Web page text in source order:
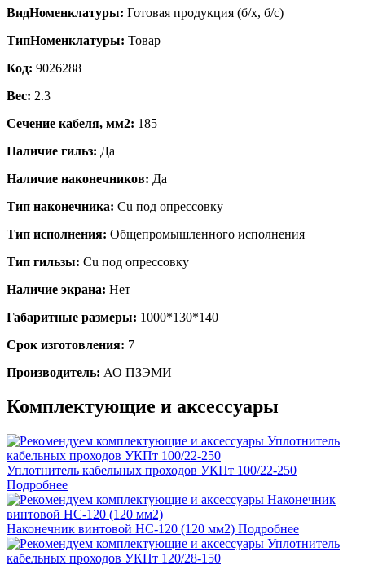
ВидНоменклатуры: Готовая продукция (б/х, б/с)
ТипНоменклатуры: Товар
Код: 9026288
Вес: 2.3
Сечение кабеля, мм2: 185
Наличие гильз: Да
Наличие наконечников: Да
Тип наконечника: Cu под опрессовку
Тип исполнения: Общепромышленного исполнения
Тип гильзы: Cu под опрессовку
Наличие экрана: Нет
Габаритные размеры: 1000*130*140
Срок изготовления: 7
Производитель: АО ПЗЭМИ
Комплектующие и аксессуары
Уплотнитель кабельных проходов УКПт 100/22-250
Подробнее
Наконечник винтовой НС-120 (120 мм2) Подробнее